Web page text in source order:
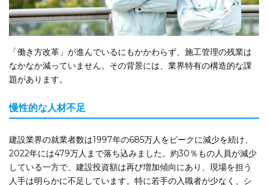
「働き方改革」が進んでいるにもかかわらず、施工管理の残業は
なかなか減っていません。その背景には、業界特有の構造的な課
題があります。
慢性的な人材不足
建設業界の就業者数は1997年の685万人をピークに減少を続け、
2022年には479万人まで落ち込みました。約30％もの人員が減少
している一方で、建設投資額は再び増加傾向にあり、現場を担う
人手は明らかに不足しています。特に若手の入職者が少なく、シ